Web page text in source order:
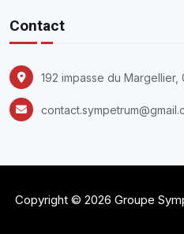
Contact
192 impasse du Margellier,
Copyright © 2026 Groupe